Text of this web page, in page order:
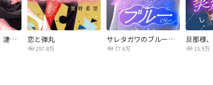
【タテカラー版】漣蒼士に処女を捧ぐ～さあ、じっくり愛でましょうか 恋と弾丸
257.8万
サレタガワのブルー【タテヨミ】
77.6万 15.9万